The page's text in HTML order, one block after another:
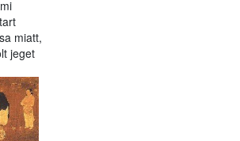
miatt,
jeget